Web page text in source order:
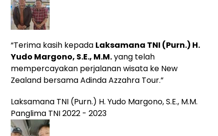
“Terima kasih kepada Laksamana TNI (Purn.) H.
Yudo Margono, S.E., M.M.yang telah
mempercayakan perjalanan wisata ke New
Zealand bersama Adinda Azzahra Tour.”
Laksamana TNI (Purn.) H. Yudo Margono, S.E., M.M.
Panglima TNI 2022 - 2023